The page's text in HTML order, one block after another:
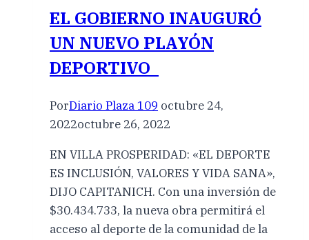
EL GOBIERNO INAUGURÓ
UN NUEVO PLAYÓN
DEPORTIVO
PorDiario Plaza 109 octubre 24,
2022octubre 26, 2022
EN VILLA PROSPERIDAD: «EL DEPORTE
ES INCLUSIÓN, VALORES Y VIDA SANA»,
DIJO CAPITANICH. Con una inversión de
$30.434.733, la nueva obra permitirá el
acceso al deporte de la comunidad de la